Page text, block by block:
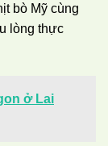
bò Mỹ cùng
lòng thực
ở Lai